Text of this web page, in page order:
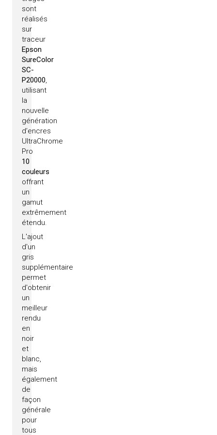
sont
réalisés
sur
traceur
Epson
SureColor
SC-
P20000,
utilisant
la
nouvelle
génération
d’encres
UltraChrome
Pro
10
couleurs
offrant
un
gamut
extrêmement
étendu.
L'ajout
d'un
gris
supplémentaire
permet
d'obtenir
un
meilleur
rendu
en
noir
et
blanc,
mais
également
de
façon
générale
pour
tous